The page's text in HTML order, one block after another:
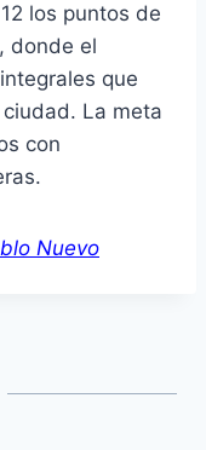
los puntos de
donde el
que
La meta
con
Nuevo